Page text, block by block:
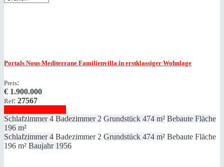
Portals Nous Mediterrane Familienvilla in erstklassiger Wohnlage
Preis:
€ 1.900.000
Ref: 27567
Schlafzimmer 4 Badezimmer 2 Grundstück 474 m² Bebaute Fläche
196 m²
Schlafzimmer 4 Badezimmer 2 Grundstück 474 m² Bebaute Fläche
196 m² Baujahr 1956